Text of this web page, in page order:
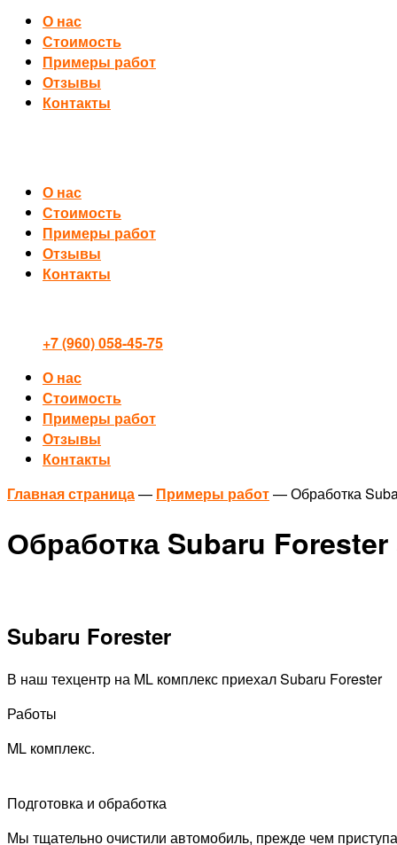
О нас
Стоимость
Примеры работ
Отзывы
Контакты
О нас
Стоимость
Примеры работ
Отзывы
Контакты
+7 (960) 058-45-75
О нас
Стоимость
Примеры работ
Отзывы
Контакты
Главная страница— Примеры работ—Обработка
Обработка Subaru
Subaru Forester
В наш техцентр на ML комплекс приехал Subaru Forester
Работы
ML комплекс.
Подготовка и обработка
Мы тщательно очистили автомобиль, прежде чем